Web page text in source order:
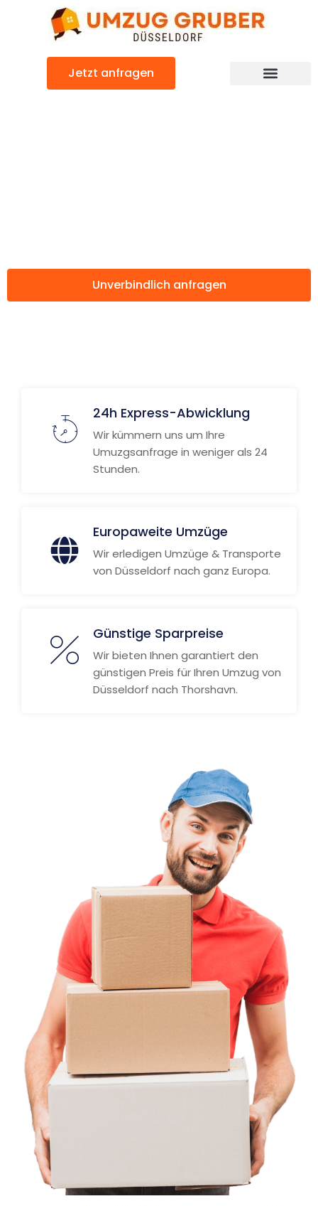
Jetzt anfragen
Unverbindlich anfragen
24h Express-Abwicklung
Wir kümmern uns um Ihre
Umuzgsanfrage in weniger als 24
Stunden.
Europaweite Umzüge
Wir erledigen Umzüge & Transporte
von Düsseldorf nach ganz Europa.
Günstige Sparpreise
Wir bieten Ihnen garantiert den
günstigen Preis für Ihren Umzug von
Düsseldorf nach Thorshavn.